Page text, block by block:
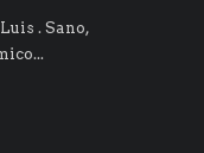
. Sano,